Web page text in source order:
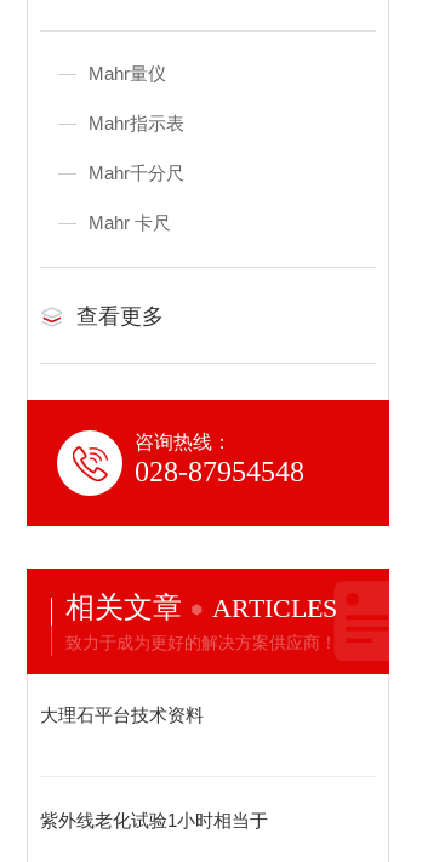
Mahr量仪
Mahr指示表
Mahr千分尺
Mahr 卡尺
查看更多
咨询热线：
028-87954548
相关文章 ARTICLES
致力于成为更好的解决方案供应商！
大理石平台技术资料
紫外线老化试验1小时相当于